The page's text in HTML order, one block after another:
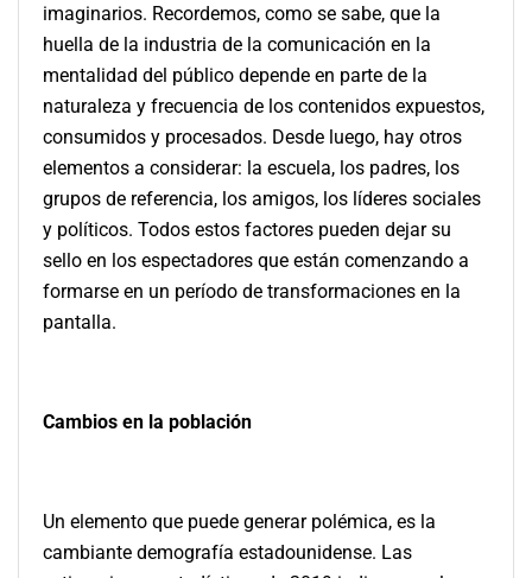
imaginarios. Recordemos, como se sabe, que la
huella de la industria de la comunicación en la
mentalidad del público depende en parte de la
naturaleza y frecuencia de los contenidos expuestos,
consumidos y procesados. Desde luego, hay otros
elementos a considerar: la escuela, los padres, los
grupos de referencia, los amigos, los líderes sociales
y políticos. Todos estos factores pueden dejar su
sello en los espectadores que están comenzando a
formarse en un período de transformaciones en la
pantalla.
Cambios en la población
Un elemento que puede generar polémica, es la
cambiante demografía estadounidense. Las